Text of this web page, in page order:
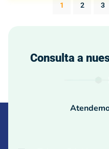
1 2 3
Consulta a